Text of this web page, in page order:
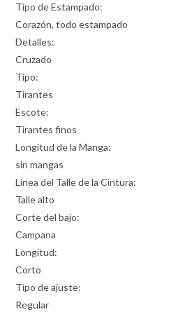
Tipo de Estampado:
Corazón, todo estampado
Detalles:
Cruzado
Tipo:
Tirantes
Escote:
Tirantes finos
Longitud de la Manga:
sin mangas
Línea del Talle de la Cintura:
Talle alto
Corte del bajo:
Campana
Longitud:
Corto
Tipo de ajuste:
Regular